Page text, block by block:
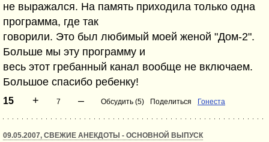
не выражался. На память приходила только одна
программа, где так
говорили. Это был любимый моей женой "Дом-2".
Больше мы эту программу и
весь этот гребанный канал вообще не включаем.
Большое спасибо ребенку!
15 + 7 – Обсудить (5) Поделиться Гонеста
09.05.2007, СВЕЖИЕ АНЕКДОТЫ - ОСНОВНОЙ ВЫПУСК